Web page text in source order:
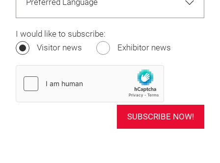
I would like to subscribe:
Visitor news
Exhibitor news
SUBSCRIBE NOW!